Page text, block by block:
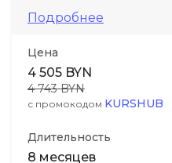
Подробнее
Цена
4 505 BYN
4 743 BYN
с промокодом KURSHUB
Длительность
8 месяцев